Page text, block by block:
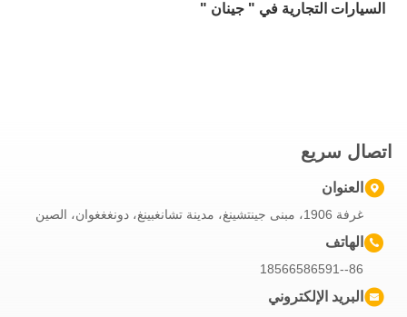
السيارات التجارية في " جينان "
اتصال سريع
العنوان
غرفة 1906، مبنى جينتشينغ، مدينة تشانغبينغ، دونغغغوان، الصين
الهاتف
86--18566586591
البريد الإلكتروني